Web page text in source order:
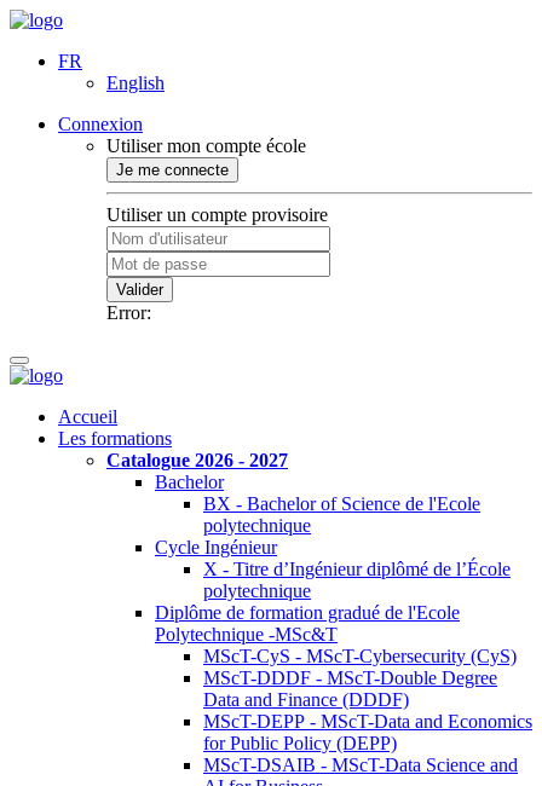
FR
English
Connexion
Utiliser mon compte école
Je me connecte
Utiliser un compte provisoire
Valider
Error:
Accueil
Les formations
Catalogue 2026 - 2027
Bachelor
BX - Bachelor of Science de l'Ecole
polytechnique
Cycle Ingénieur
X - Titre d’Ingénieur diplômé de l’École
polytechnique
Diplôme de formation gradué de l'Ecole
Polytechnique -MSc&T
MScT-CyS - MScT-Cybersecurity (CyS)
MScT-DDDF - MScT-Double Degree
Data and Finance (DDDF)
MScT-DEPP - MScT-Data and Economics
for Public Policy (DEPP)
MScT-DSAIB - MScT-Data Science and